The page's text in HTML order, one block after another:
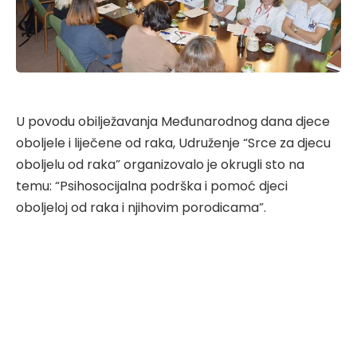
U povodu obilježavanja Međunarodnog dana djece
oboljele i liječene od raka, Udruženje “Srce za djecu
oboljelu od raka” organizovalo je okrugli sto na
temu: “Psihosocijalna podrška i pomoć djeci
oboljeloj od raka i njihovim porodicama”.